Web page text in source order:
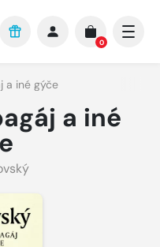
0
a iné gýče
a iné